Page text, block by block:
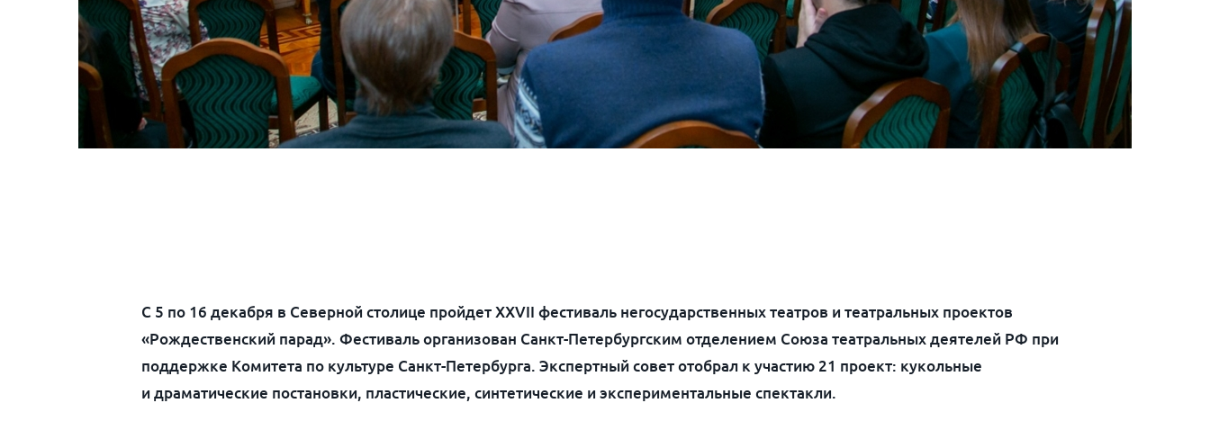
С 5 по 16 декабря в Северной столице пройдет XXVII фестиваль негосударственных театров и театральных проектов
«Рождественский парад». Фестиваль организован Санкт-Петербургским отделением Союза театральных деятелей РФ при
поддержке Комитета по культуре Санкт-Петербурга. Экспертный совет отобрал к участию 21 проект: кукольные
и драматические постановки, пластические, синтетические и экспериментальные спектакли.